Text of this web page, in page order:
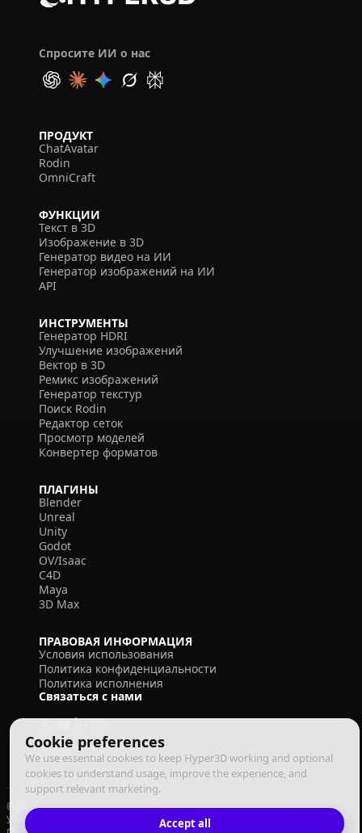
Cookie preferences
We use essential cookies to keep Hyper3D working and optional
cookies to understand usage, improve the experience, and
support relevant marketing.
Accept all
Спросите ИИ о нас
ПРОДУКТ
ChatAvatar
Rodin
OmniCraft
ФУНКЦИИ
Текст в 3D
Изображение в 3D
Генератор видео на ИИ
Генератор изображений на ИИ
API
ИНСТРУМЕНТЫ
Генератор HDRI
Улучшение изображений
Вектор в 3D
Ремикс изображений
Генератор текстур
Поиск Rodin
Редактор сеток
Просмотр моделей
Конвертер форматов
ПЛАГИНЫ
Blender
Unreal
Unity
Godot
OV/Isaac
C4D
Maya
3D Max
ПРАВОВАЯ ИНФОРМАЦИЯ
Условия использования
Политика конфиденциальности
Политика исполнения
Связаться с нами
© 2026 Deemos Corporation. Все права защищены
Условия использования
Политика конфиденциальности